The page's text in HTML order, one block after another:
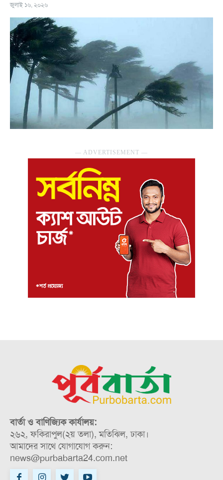
জুলাই ১৬, ২০২৬
― ADVERTISEMENT ―
বার্তা ও বাণিজ্যিক কার্যালয়:
২৬২, ফকিরাপুল(২য় তলা), মতিঝিল, ঢাকা।
আমাদের সাথে যোগাযোগ করুন:
news@purbabarta24.com.net